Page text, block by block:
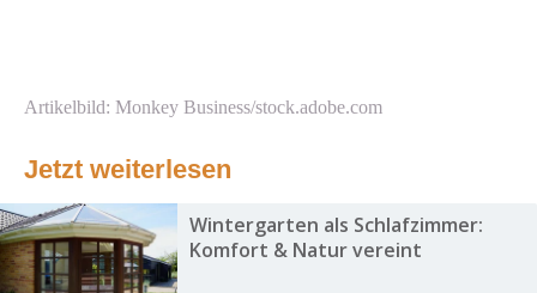
Artikelbild: Monkey Business/stock.adobe.com
Jetzt weiterlesen
Wintergarten als Schlafzimmer:
Komfort & Natur vereint